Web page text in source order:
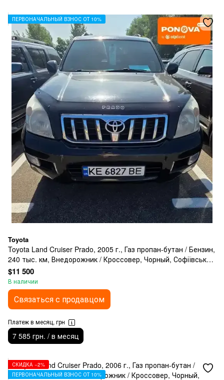
ПЕРВОНАЧАЛЬНЫЙ ВЗНОС ОТ 10%
Toyota
Toyota Land Cruiser Prado, 2005 г., Газ пропан-бутан / Бензин,
240 тыс. км, Внедорожник / Кроссовер, Чорный, Софіївська
Борщагівка
$11 500
В наличии
Связаться с продавцом
Платеж в месяц, грн
7 585 грн. / в месяц
СКИДКА −2%
ПЕРВОНАЧАЛЬНЫЙ ВЗНОС ОТ 10%